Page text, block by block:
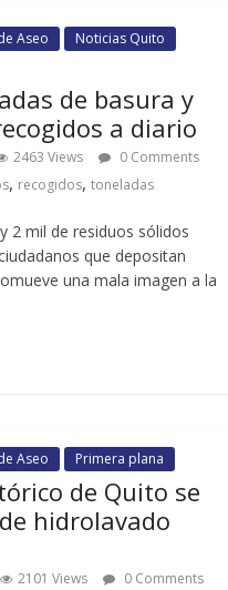
Aseo
Noticias Quito
de basura y
a diario
2463 Views
0 Comments
, recogidos, toneladas
2 mil de residuos sólidos
que depositan
una mala imagen a la
Aseo Primera plana
de Quito se
hidrolavado
2101 Views
0 Comments